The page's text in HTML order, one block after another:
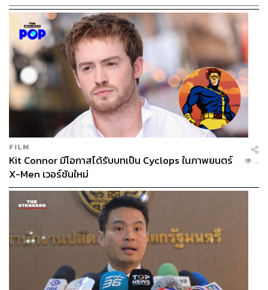
FILM
Kit Connor มีโอกาสได้รับบทเป็น Cyclops ในภาพยนตร์
X-Men เวอร์ชันใหม่
...